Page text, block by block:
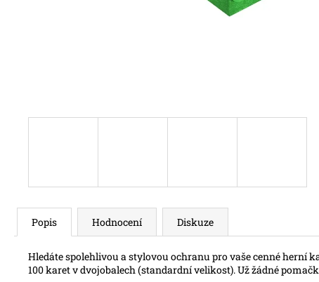
Popis Hodnocení Diskuze
Hledáte spolehlivou a stylovou ochranu pro vaše cenné herní
100 karet v dvojobalech (standardní velikost). Už žádné